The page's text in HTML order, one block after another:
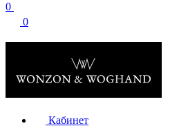
0
0
Кабинет